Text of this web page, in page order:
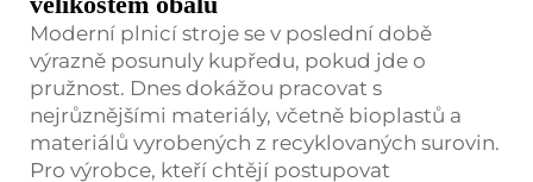
Moderní plnicí stroje se v poslední době
výrazně posunuly kupředu, pokud jde o
pružnost. Dnes dokážou pracovat s
nejrůznějšími materiály, včetně bioplastů a
materiálů vyrobených z recyklovaných surovin.
Pro výrobce, kteří chtějí postupovat